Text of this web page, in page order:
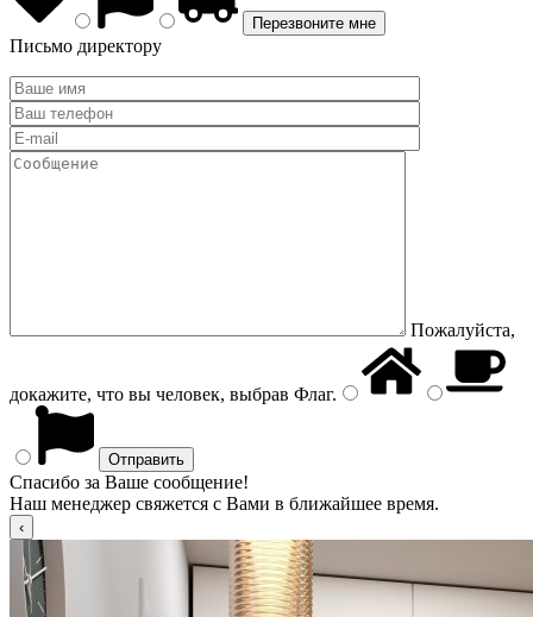
Письмо директору
Пожалуйста,
докажите, что вы человек, выбрав Флаг.
Спасибо за Ваше сообщение!
Наш менеджер свяжется с Вами в ближайшее время.